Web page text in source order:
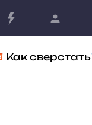
Как сверстать